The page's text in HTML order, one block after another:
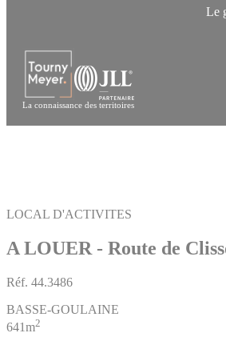
Le
La connaissance des territoires
LOCAL D'ACTIVITES
A LOUER - Route de
Réf. 44.3486
BASSE-GOULAINE
641m2